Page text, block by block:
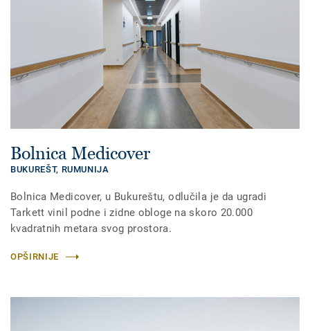
Bolnica Medicover
BUKUREŠT, RUMUNIJA
Bolnica Medicover, u Bukureštu, odlučila je da ugradi
Tarkett vinil podne i zidne obloge na skoro 20.000
kvadratnih metara svog prostora.
OPŠIRNIJE